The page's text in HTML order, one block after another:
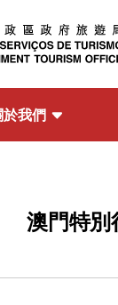
於我們
澳門特別